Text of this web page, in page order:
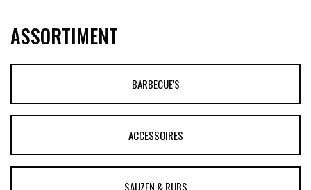
ASSORTIMENT
BARBECUE'S
ACCESSOIRES
SAUZEN & RUBS